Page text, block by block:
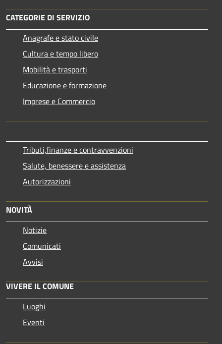
CATEGORIE DI SERVIZIO
Anagrafe e stato civile
Cultura e tempo libero
Mobilità e trasporti
Educazione e formazione
Imprese e Commercio
Tributi,finanze e contravvenzioni
Salute, benessere e assistenza
Autorizzazioni
NOVITÀ
Notizie
Comunicati
Avvisi
VIVERE IL COMUNE
Luoghi
Eventi